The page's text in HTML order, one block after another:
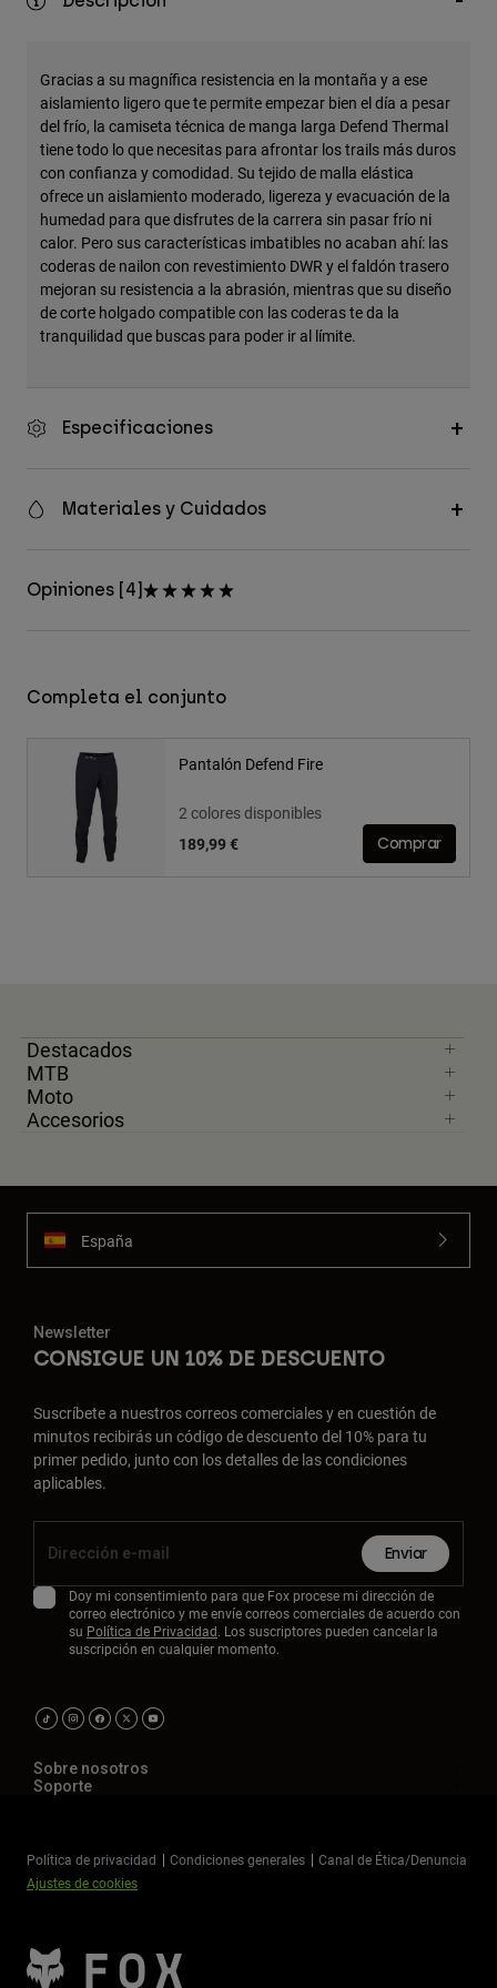
Accesorios
Bolsas y Mochilas
Gorras y Gorros
Ver todo
Gracias a su magnífica resistencia en la montaña y a ese
aislamiento ligero que te permite empezar bien el día a pesar
del frío, la camiseta técnica de manga larga Defend Thermal
tiene todo lo que necesitas para afrontar los trails más duros
con confianza y comodidad. Su tejido de malla elástica
ofrece un aislamiento moderado, ligereza y evacuación de la
humedad para que disfrutes de la carrera sin pasar frío ni
calor. Pero sus características imbatibles no acaban ahí: las
coderas de nailon con revestimiento DWR y el faldón trasero
mejoran su resistencia a la abrasión, mientras que su diseño
de corte holgado compatible con las coderas te da la
tranquilidad que buscas para poder ir al límite.
Especificaciones
Materiales y Cuidados
Opiniones [4]
Completa el conjunto
Pantalón Defend Fire
2 colores disponibles
189,99 €
Comprar
Destacados
MTB
Moto
Accesorios
España
Newsletter
CONSIGUE UN 10% DE DESCUENTO
Suscríbete a nuestros correos comerciales y en cuestión de
minutos recibirás un código de descuento del 10% para tu
primer pedido, junto con los detalles de las condiciones
aplicables.
Enviar
Doy mi consentimiento para que Fox procese mi dirección de
correo electrónico y me envíe correos comerciales de acuerdo con
su Política de Privacidad. Los suscriptores pueden cancelar la
suscripción en cualquier momento.
Sobre nosotros
Soporte
Política de privacidad Condiciones generales
Canal de Ética/Denuncia
Ajustes de cookies